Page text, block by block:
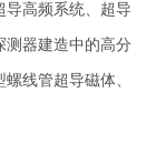
导高频系统、超导
测器建造中的高分
线管超导磁体、